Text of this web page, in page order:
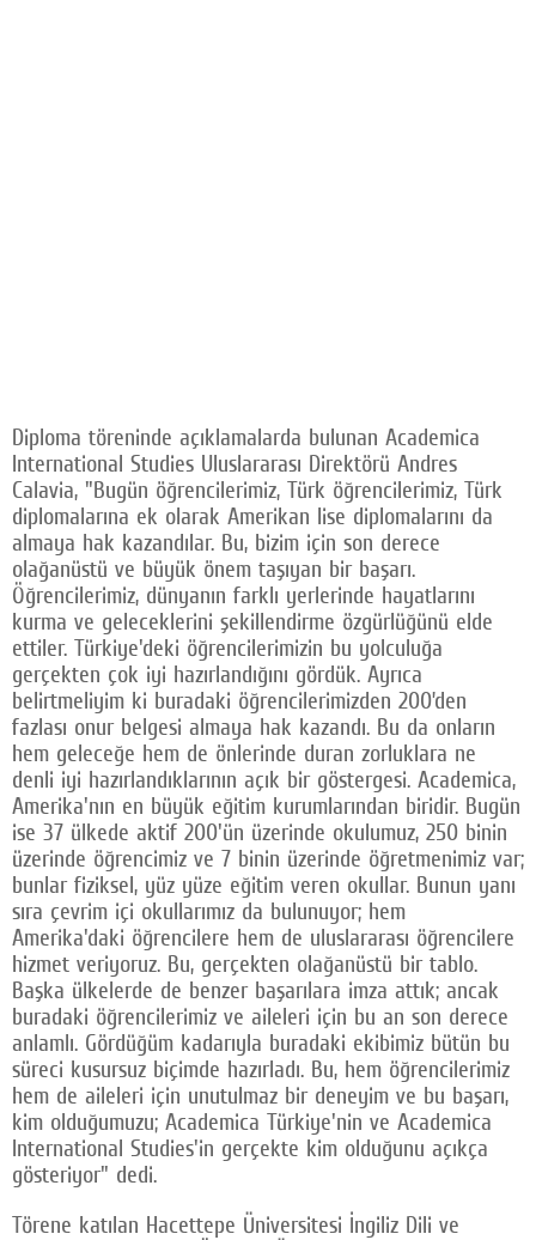
Diploma töreninde açıklamalarda bulunan Academica
International Studies Uluslararası Direktörü Andres
Calavia, "Bugün öğrencilerimiz, Türk öğrencilerimiz, Türk
diplomalarına ek olarak Amerikan lise diplomalarını da
almaya hak kazandılar. Bu, bizim için son derece
olağanüstü ve büyük önem taşıyan bir başarı.
Öğrencilerimiz, dünyanın farklı yerlerinde hayatlarını
kurma ve geleceklerini şekillendirme özgürlüğünü elde
ettiler. Türkiye'deki öğrencilerimizin bu yolculuğa
gerçekten çok iyi hazırlandığını gördük. Ayrıca
belirtmeliyim ki buradaki öğrencilerimizden 200’den
fazlası onur belgesi almaya hak kazandı. Bu da onların
hem geleceğe hem de önlerinde duran zorluklara ne
denli iyi hazırlandıklarının açık bir göstergesi. Academica,
Amerika'nın en büyük eğitim kurumlarından biridir. Bugün
ise 37 ülkede aktif 200'ün üzerinde okulumuz, 250 binin
üzerinde öğrencimiz ve 7 binin üzerinde öğretmenimiz var;
bunlar fiziksel, yüz yüze eğitim veren okullar. Bunun yanı
sıra çevrim içi okullarımız da bulunuyor; hem
Amerika'daki öğrencilere hem de uluslararası öğrencilere
hizmet veriyoruz. Bu, gerçekten olağanüstü bir tablo.
Başka ülkelerde de benzer başarılara imza attık; ancak
buradaki öğrencilerimiz ve aileleri için bu an son derece
anlamlı. Gördüğüm kadarıyla buradaki ekibimiz bütün bu
süreci kusursuz biçimde hazırladı. Bu, hem öğrencilerimiz
hem de aileleri için unutulmaz bir deneyim ve bu başarı,
kim olduğumuzu; Academica Türkiye'nin ve Academica
International Studies'in gerçekte kim olduğunu açıkça
gösteriyor" dedi.
Törene katılan Hacettepe Üniversitesi İngiliz Dili ve